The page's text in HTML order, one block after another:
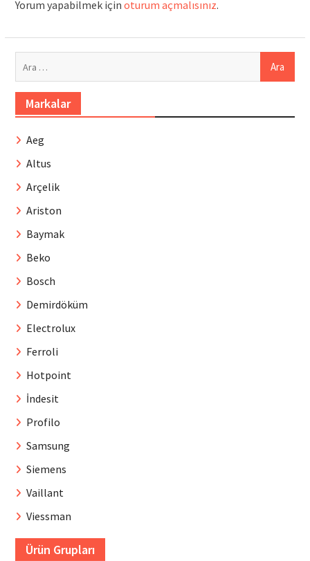
Yorum yapabilmek için oturum açmalısınız.
Markalar
Aeg
Altus
Arçelik
Ariston
Baymak
Beko
Bosch
Demirdöküm
Electrolux
Ferroli
Hotpoint
İndesit
Profilo
Samsung
Siemens
Vaillant
Viessman
Ürün Grupları